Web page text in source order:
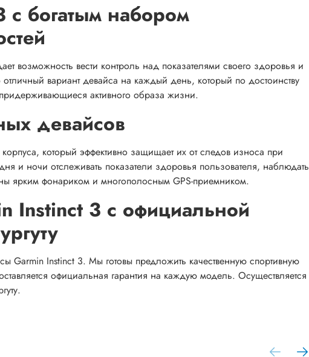
с богатым набором
возможность вести контроль над показателями своего здоровья и
вариант девайса на каждый день, который по достоинству
активного образа жизни.
девайсов
который эффективно защищает их от следов износа при
и ночи отслеживать показатели здоровья пользователя, наблюдать
ярким фонариком и многополосным GPS-приемником.
Instinct 3 с официальной
Garmin Instinct 3. Мы готовы предложить качественную спортивную
официальная гарантия на каждую модель. Осуществляется